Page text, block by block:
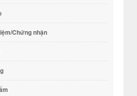
Chứng nhận